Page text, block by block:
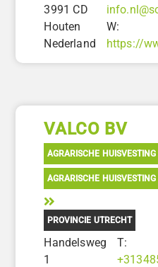
3991 CD
Houten
Nederland
W:
https://
VALCO BV
AGRARISCHE
AGRARISCHE
PROVINCIE UTRECHT
Handelsweg
1
T: